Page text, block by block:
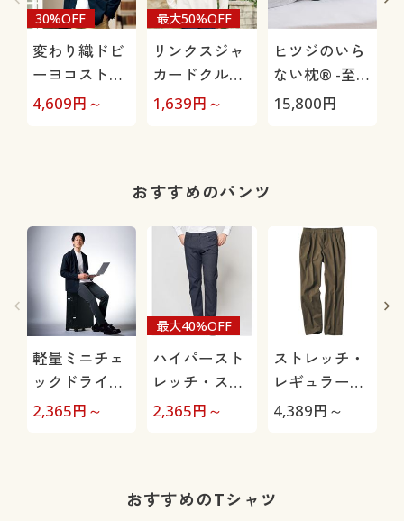
変わり織ドビ
ーヨコストレ
ッチ・ジャケ
30%OFF
4,609円～
リンクスジャ
カードクルー
ネックTシャ
最大50%OFF
1,639円～
ヒツジのいら
ない枕® -至
極-
15,800円
おすすめのパンツ
軽量ミニチェ
ックドライイ
ージーパンツ
2,365円～
ハイパースト
レッチ・スト
レートシルエ
最大40%OFF
2,365円～
ストレッチ・
レギュラーフ
ィットツータ
4,389円～
おすすめのTシャツ